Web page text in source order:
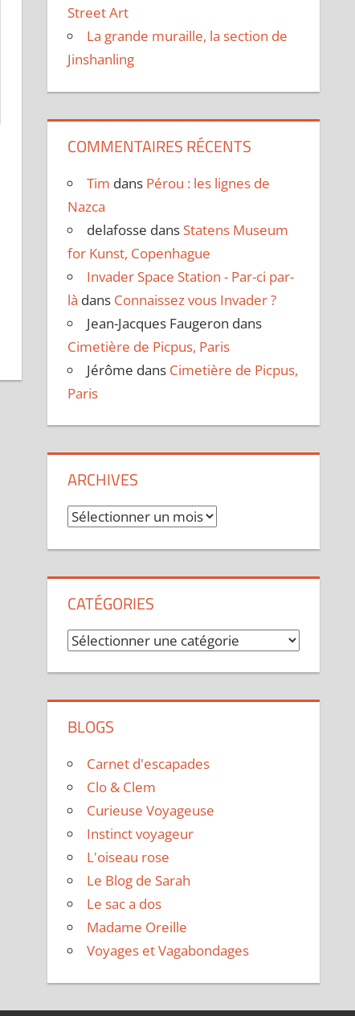
Street Art
La grande muraille, la section de
Jinshanling
COMMENTAIRES RÉCENTS
Tim dans Pérou : les lignes de
Nazca
delafosse dans Statens Museum
for Kunst, Copenhague
Invader Space Station - Par-ci par-
là dans Connaissez vous Invader ?
Jean-Jacques Faugeron dans
Cimetière de Picpus, Paris
Jérôme dans Cimetière de Picpus,
Paris
ARCHIVES
Archives
CATÉGORIES
Catégories
BLOGS
Carnet d'escapades
Clo & Clem
Curieuse Voyageuse
Instinct voyageur
L'oiseau rose
Le Blog de Sarah
Le sac a dos
Madame Oreille
Voyages et Vagabondages